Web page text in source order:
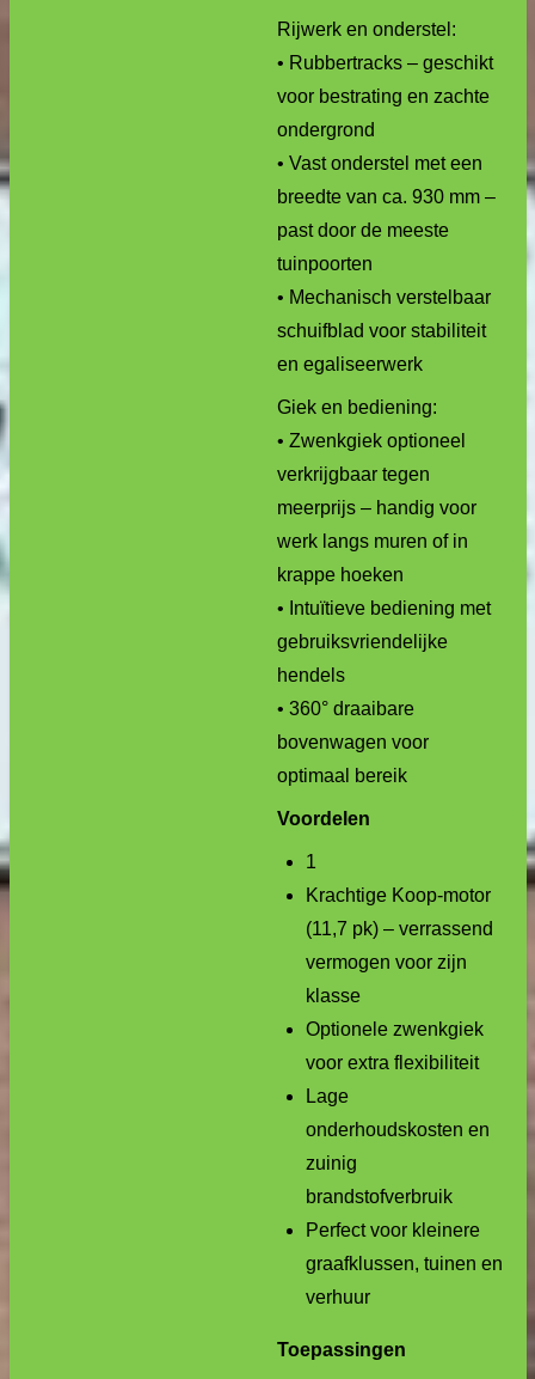
Rijwerk en onderstel:
• Rubbertracks – geschikt
voor bestrating en zachte
ondergrond
• Vast onderstel met een
breedte van ca. 930 mm –
past door de meeste
tuinpoorten
• Mechanisch verstelbaar
schuifblad voor stabiliteit
en egaliseerwerk
Giek en bediening:
• Zwenkgiek optioneel
verkrijgbaar tegen
meerprijs – handig voor
werk langs muren of in
krappe hoeken
• Intuïtieve bediening met
gebruiksvriendelijke
hendels
• 360° draaibare
bovenwagen voor
optimaal bereik
Voordelen
1
Krachtige Koop-motor
(11,7 pk) – verrassend
vermogen voor zijn
klasse
Optionele zwenkgiek
voor extra flexibiliteit
Lage
onderhoudskosten en
zuinig
brandstofverbruik
Perfect voor kleinere
graafklussen, tuinen en
verhuur
Toepassingen